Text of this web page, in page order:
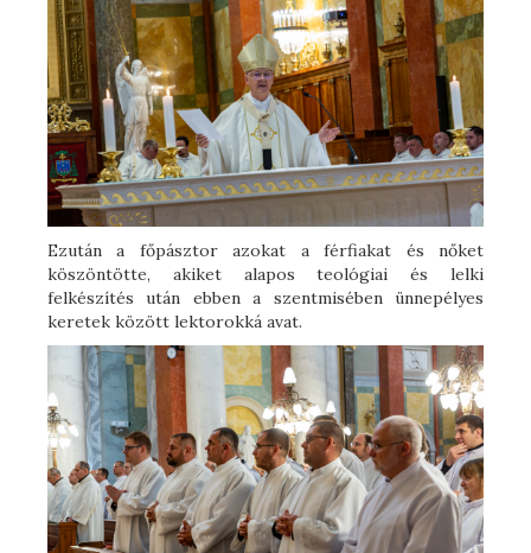
Ezután a főpásztor azokat a férfiakat és nőket
köszöntötte, akiket alapos teológiai és lelki
felkészítés után ebben a szentmisében ünnepélyes
keretek között lektorokká avat.